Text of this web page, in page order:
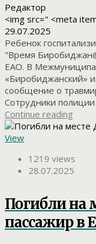
Редактор
<img src=" <meta
29.07.2025
Ребенок
"Время
ЕАО. В
«Биробиджанский»
сообщение о
Сотрудники полиции
Continue reading
View
1219 views
28.07.2025
Погибли на
пассажир в